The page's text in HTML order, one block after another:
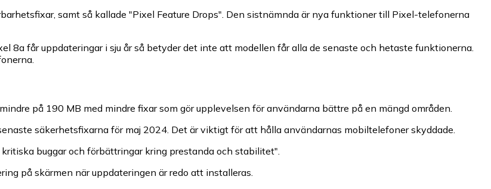
samt så kallade "Pixel Feature Drops". Den sistnämnda är nya funktioner till Pixel-telefonerna
8a får uppdateringar i sju år så betyder det inte att modellen får alla de senaste och hetaste funktionerna.
på 190 MB med mindre fixar som gör upplevelsen för användarna bättre på en mängd områden.
säkerhetsfixarna för maj 2024. Det är viktigt för att hålla användarnas mobiltelefoner skyddade.
buggar och förbättringar kring prestanda och stabilitet".
på skärmen när uppdateringen är redo att installeras.